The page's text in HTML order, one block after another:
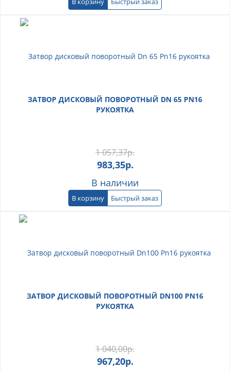
ЗАТВОР ДИСКОВЫЙ ПОВОРОТНЫЙ DN 65 PN16
РУКОЯТКА
1 057,37р.
983,35р.
В наличии
В корзину Быстрый заказ
ЗАТВОР ДИСКОВЫЙ ПОВОРОТНЫЙ DN100 PN16
РУКОЯТКА
1 040,00р.
967,20р.